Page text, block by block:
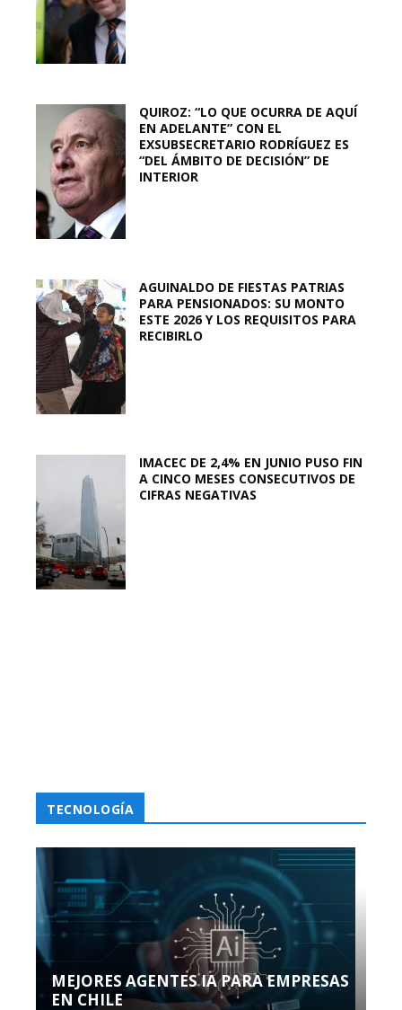
QUIROZ: “LO QUE OCURRA DE AQUÍ
EN ADELANTE” CON EL
EXSUBSECRETARIO RODRÍGUEZ ES
“DEL ÁMBITO DE DECISIÓN” DE
INTERIOR
AGUINALDO DE FIESTAS PATRIAS
PARA PENSIONADOS: SU MONTO
ESTE 2026 Y LOS REQUISITOS PARA
RECIBIRLO
IMACEC DE 2,4% EN JUNIO PUSO FIN
A CINCO MESES CONSECUTIVOS DE
CIFRAS NEGATIVAS
TECNOLOGÍA
MEJORES AGENTES IA PARA EMPRESAS
EN CHILE